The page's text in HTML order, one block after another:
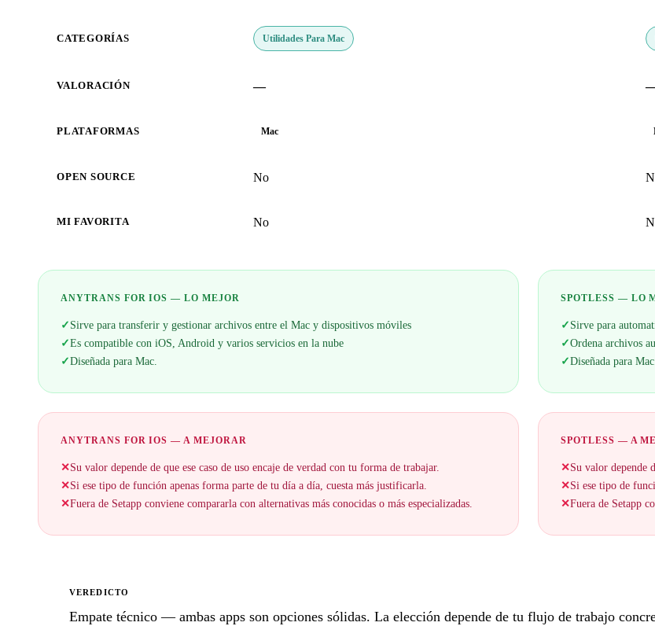
CATEGORÍAS Utilidades Para Mac
VALORACIÓN —
PLATAFORMAS Mac
OPEN SOURCE No
MI FAVORITA No
ANYTRANS FOR IOS — LO MEJOR
✓Sirve para transferir y gestionar archivos entre el Mac y dispositivos móviles
✓Es compatible con iOS, Android y varios servicios en la nube
✓Diseñada para Mac.
SPOTLESS — LO
✓Sirve para
✓Ordena archivos
✓Diseñada para Mac.
ANYTRANS FOR IOS — A MEJORAR
✕Su valor depende de que ese caso de uso encaje de verdad con tu forma de trabajar.
✕Si ese tipo de función apenas forma parte de tu día a día, cuesta más justificarla.
✕Fuera de Setapp conviene compararla con alternativas más conocidas o más especializadas.
SPOTLESS — A
✕Su valor depende
✕Si ese tipo de
✕Fuera de Setapp
VEREDICTO
Empate técnico — ambas apps son opciones sólidas. La elección depende de tu flujo de trabajo